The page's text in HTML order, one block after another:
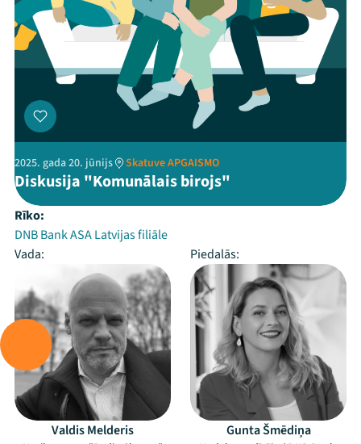
2025. gada 20. jūnijs Skatuve APGAISMO
Diskusija "Komunālais birojs"
Rīko:
DNB Bank ASA Latvijas filiāle
Vada:
Piedalās:
Valdis Melderis Gunta Šmēdiņa